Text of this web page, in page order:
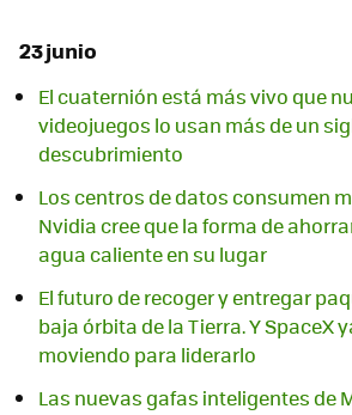
23 junio
El cuaternión está más vivo que
videojuegos lo usan más de un
descubrimiento
Los centros de datos consumen
Nvidia cree que la forma de
agua caliente en su lugar
El futuro de recoger y entregar
baja órbita de la Tierra. Y SpaceX
moviendo para liderarlo
Las nuevas gafas inteligentes de